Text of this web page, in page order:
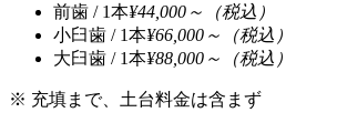
前歯 / 1本¥44,000～（税込）
小臼歯 / 1本¥66,000～（税込）
大臼歯 / 1本¥88,000～（税込）
※ 充填まで、土台料金は含まず